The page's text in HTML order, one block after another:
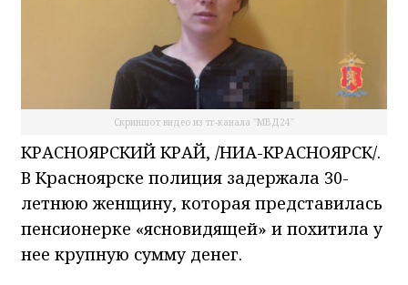
Скриншот видео из тг-канала "МВД24"
КРАСНОЯРСКИЙ КРАЙ, /НИА-КРАСНОЯРСК/.
В Красноярске полиция задержала 30-
летнюю женщину, которая представилась
пенсионерке «ясновидящей» и похитила у
нее крупную сумму денег.